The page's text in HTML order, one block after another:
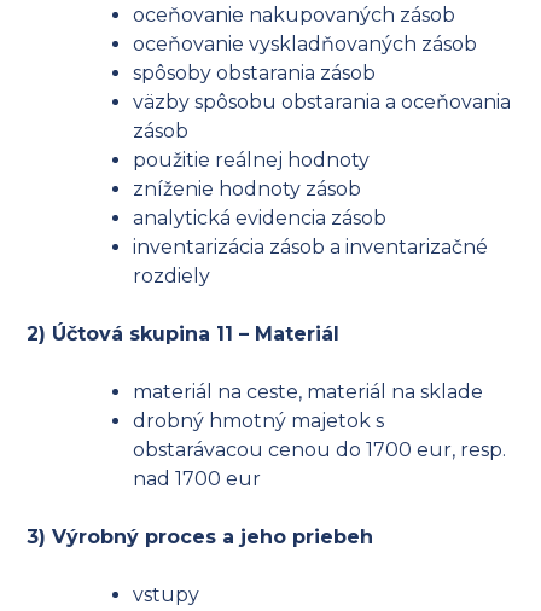
oceňovanie nakupovaných zásob
oceňovanie vyskladňovaných zásob
spôsoby obstarania zásob
väzby spôsobu obstarania a oceňovania
zásob
použitie reálnej hodnoty
zníženie hodnoty zásob
analytická evidencia zásob
inventarizácia zásob a inventarizačné
rozdiely
2) Účtová skupina 11 – Materiál
materiál na ceste, materiál na sklade
drobný hmotný majetok s
obstarávacou cenou do 1700 eur, resp.
nad 1700 eur
3) Výrobný proces a jeho priebeh
vstupy